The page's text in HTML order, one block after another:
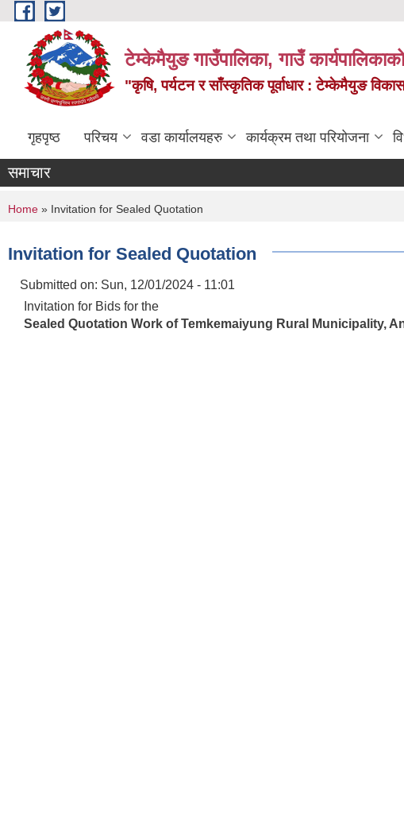
Skip to main content
टेम्केमैयुङ गाउँपालिका, गाउँ
"कृषि, पर्यटन र साँस्कृतिक पूर्वाधार : टेम्केमैयुङ
गृहपृष्ठ परिचय वडा कार्यालयहरु कार्यक्रम तथा परियोजना
समाचार
You are here
Home » Invitation for Sealed Quotation
Invitation for Sealed Quotation
Submitted on: Sun, 12/01/2024 - 11:01
Invitation for Bids for the
Sealed Quotation Work of Temkemaiyung Rural Municipality,